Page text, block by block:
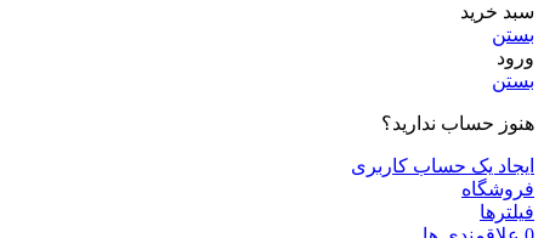
سبد خرید
بستن
ورود
بستن
هنوز حساب ندارید؟
ایجاد یک حساب کاربری
فروشگاه
فیلترها